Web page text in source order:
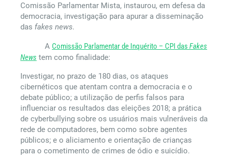
Comissão Parlamentar Mista, instaurou, em defesa da
democracia, investigação para apurar a disseminação
das fakes news.
A Comissão Parlamentar de Inquérito – CPI das Fakes
News tem como finalidade:
Investigar, no prazo de 180 dias, os ataques
cibernéticos que atentam contra a democracia e o
debate público; a utilização de perfis falsos para
influenciar os resultados das eleições 2018; a prática
de cyberbullying sobre os usuários mais vulneráveis da
rede de computadores, bem como sobre agentes
públicos; e o aliciamento e orientação de crianças
para o cometimento de crimes de ódio e suicídio.